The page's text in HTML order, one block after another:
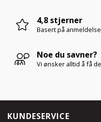
4,8 stjerner
Basert på
Noe du savner?
Vi ønsker alltid å få
KUNDESERVICE